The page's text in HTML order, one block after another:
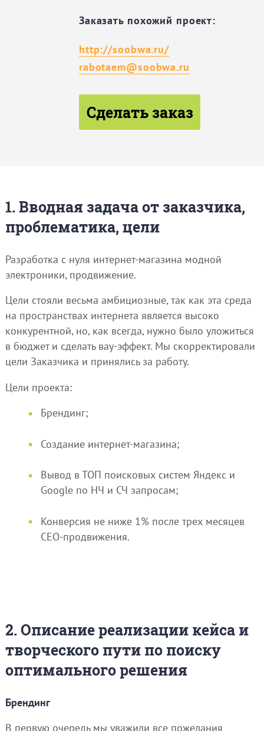
Заказать похожий проект:
http://soobwa.ru/
rabotaem@soobwa.ru
Сделать заказ
1. Вводная задача от заказчика,
проблематика, цели
Разработка с нуля интернет-магазина модной
электроники, продвижение.
Цели стояли весьма амбициозные, так как эта среда
на пространствах интернета является высоко
конкурентной, но, как всегда, нужно было уложиться
в бюджет и сделать вау-эффект. Мы скорректировали
цели Заказчика и принялись за работу.
Цели проекта:
Брендинг;
Создание интернет-магазина;
Вывод в ТОП поисковых систем Яндекс и
Google по НЧ и СЧ запросам;
Конверсия не ниже 1% после трех месяцев
СЕО-продвижения.
2. Описание реализации кейса и
творческого пути по поиску
оптимального решения
Брендинг
В первую очередь мы уважили все пожелания